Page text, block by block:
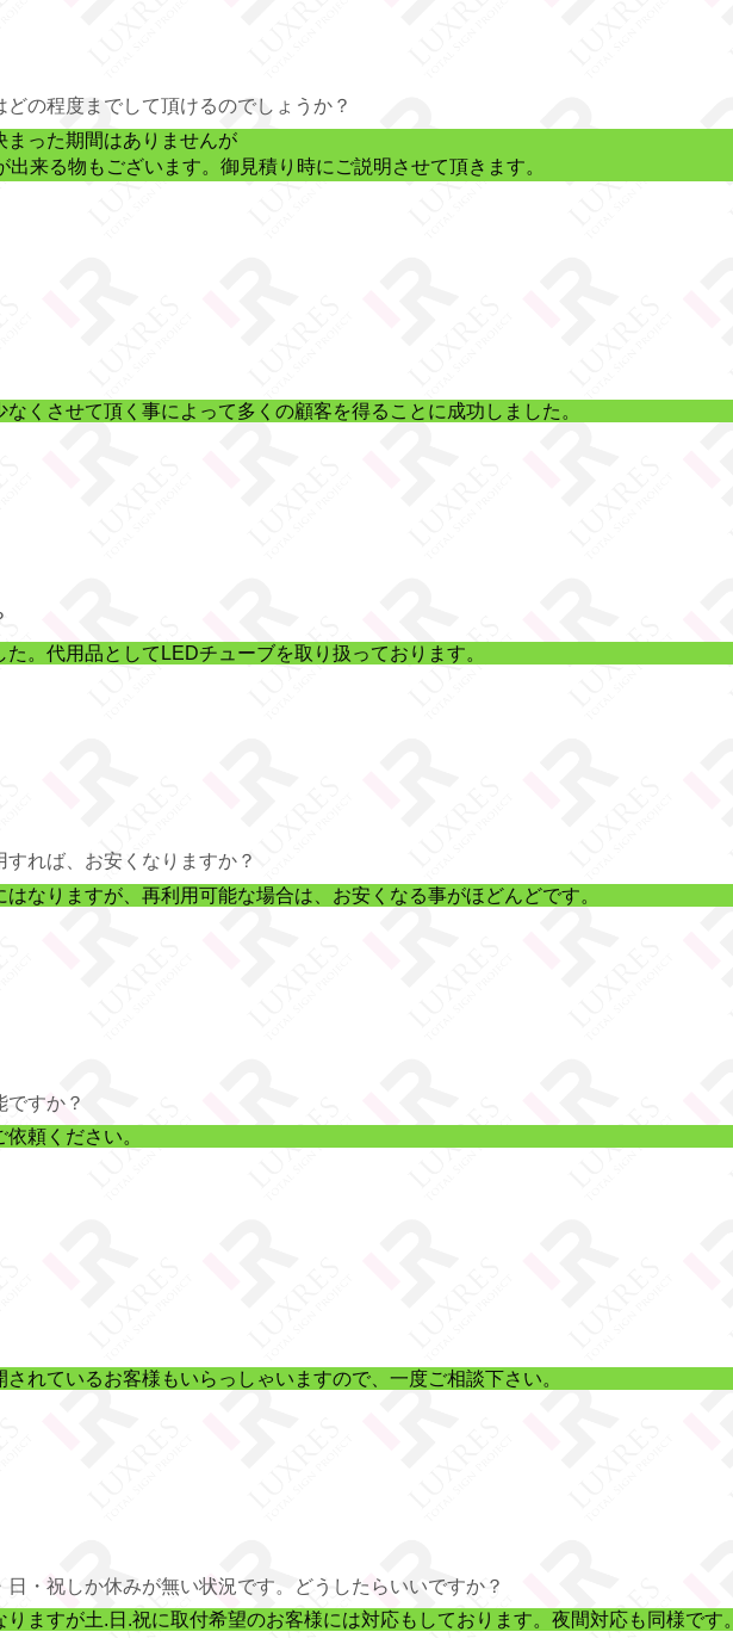
の程度までして頂けるのでしょうか？
った期間はありませんが
来る物もございます。御見積り時にご説明させて頂きます。
くさせて頂く事によって多くの顧客を得ることに成功しました。
。代用品としてLEDチューブを取り扱っております。
れば、お安くなりますか？
なりますが、再利用可能な場合は、お安くなる事がほどんどです。
すか？
頼ください。
れているお客様もいらっしゃいますので、一度ご相談下さい。
・祝しか休みが無い状況です。どうしたらいいですか？
ますが土.日.祝に取付希望のお客様には対応もしております。夜間対応も同様です。